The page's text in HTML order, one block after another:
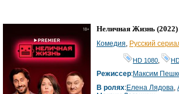
Неличная Жизнь (2022)
Комедия, Русский
HD 1080
Режиссер:Максим
В ролях:Елена Лядова,